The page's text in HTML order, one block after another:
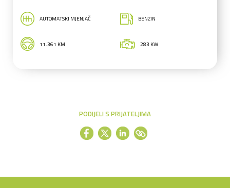
AUTOMATSKI MJENJAČ BENZIN
11.361 KM 283 KW
PODIJELI S PRIJATELJIMA